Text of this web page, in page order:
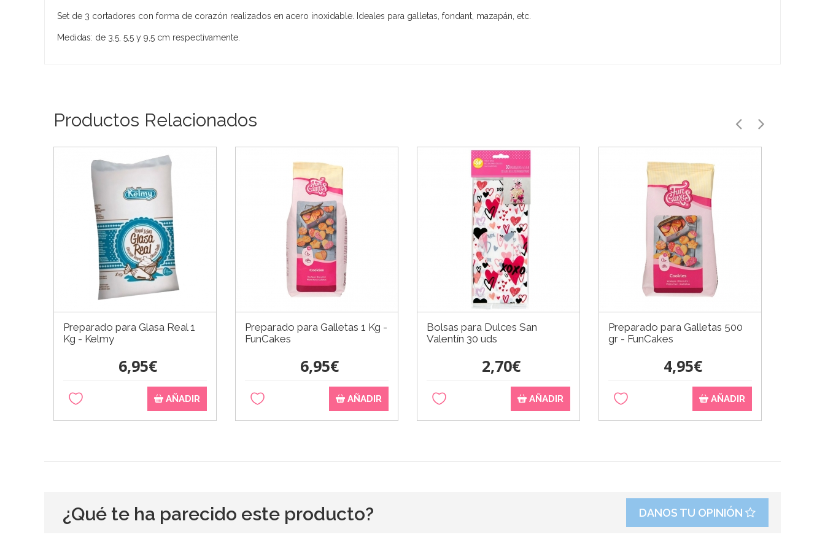
Set de 3 cortadores con forma de corazón realizados en acero inoxidable. Ideales para galletas, fondant, mazapán, etc.
Medidas: de 3,5, 5,5 y 9,5 cm respectivamente.
Productos Relacionados
Preparado para Glasa Real 1
Kg - Kelmy
6,95€
AÑADIR
Preparado para Galletas 1 Kg -
FunCakes
6,95€
AÑADIR
Bolsas para Dulces San
Valentín 30 uds
2,70€
AÑADIR
Preparado para Galletas 500
gr - FunCakes
4,95€
AÑADIR
¿Qué te ha parecido este producto? DANOS TU OPINIÓN